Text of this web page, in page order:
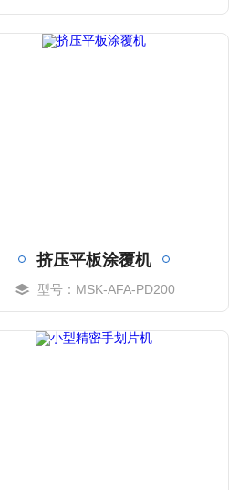
挤压平板涂覆机
型号：MSK-AFA-PD200